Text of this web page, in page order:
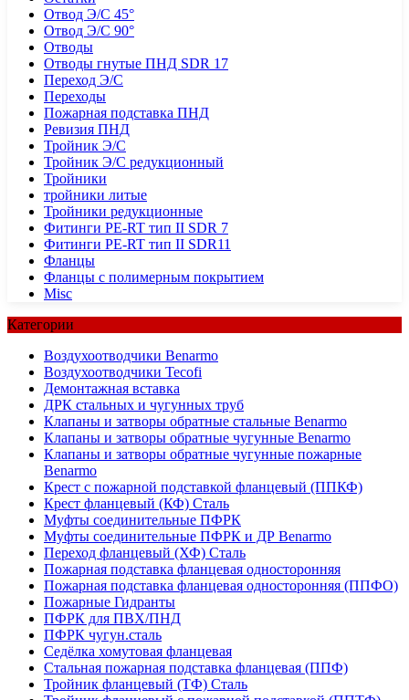
Отвод Э/С 45°
Отвод Э/С 90°
Отводы
Отводы гнутые ПНД SDR 17
Переход Э/С
Переходы
Пожарная подставка ПНД
Ревизия ПНД
Тройник Э/С
Тройник Э/С редукционный
Тройники
тройники литые
Тройники редукционные
Фитинги PE-RT тип II SDR 7
Фитинги PE-RT тип II SDR11
Фланцы
Фланцы с полимерным покрытием
Misc
Категории
Воздухоотводчики Benarmo
Воздухоотводчики Tecofi
Демонтажная вставка
ДРК стальных и чугунных труб
Клапаны и затворы обратные стальные Benarmo
Клапаны и затворы обратные чугунные Benarmo
Клапаны и затворы обратные чугунные пожарные
Benarmo
Крест с пожарной подставкой фланцевый (ППКФ)
Крест фланцевый (КФ) Сталь
Муфты соединительные ПФРК
Муфты соединительные ПФРК и ДР Benarmo
Переход фланцевый (ХФ) Сталь
Пожарная подставка фланцевая односторонняя
Пожарная подставка фланцевая односторонняя (ППФО)
Пожарные Гидранты
ПФРК для ПВХ/ПНД
ПФРК чугун.сталь
Седёлка хомутовая фланцевая
Стальная пожарная подставка фланцевая (ППФ)
Тройник фланцевый (ТФ) Сталь